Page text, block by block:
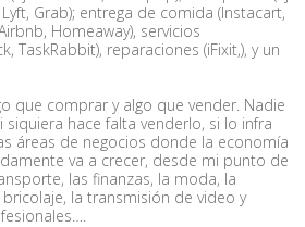
Grab); entrega de comida (Instacart,
Homeaway), servicios
TaskRabbit), reparaciones (iFixit,), y un
que comprar y algo que vender. Nadie
hace falta venderlo, si lo infra
áreas de negocios donde la economía
va a crecer, desde mi punto de
las finanzas, la moda, la
la transmisión de video y